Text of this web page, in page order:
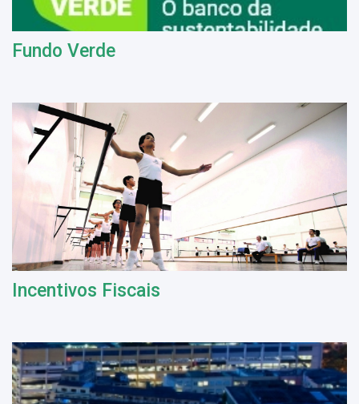
Fundo Verde
Incentivos Fiscais